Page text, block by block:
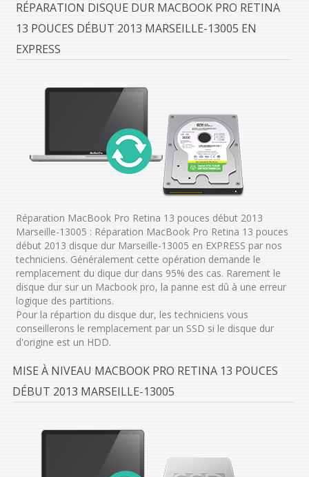
RÉPARATION DISQUE DUR MACBOOK PRO RETINA
13 POUCES DÉBUT 2013 MARSEILLE-13005 EN
EXPRESS
Réparation MacBook Pro Retina 13 pouces début 2013
Marseille-13005 : Réparation MacBook Pro Retina 13 pouces
début 2013 disque dur Marseille-13005 en EXPRESS par nos
techniciens. Généralement cette opération demande le
remplacement du dique dur dans 95% des cas. Rarement le
disque dur sur un Macbook pro, la panne est dû à une erreur
logique des partitions.
Pour la répartion du disque dur, les techniciens vous
conseillerons le remplacement par un SSD si le disque dur
d'origine est un HDD.
MISE À NIVEAU MACBOOK PRO RETINA 13 POUCES
DÉBUT 2013 MARSEILLE-13005